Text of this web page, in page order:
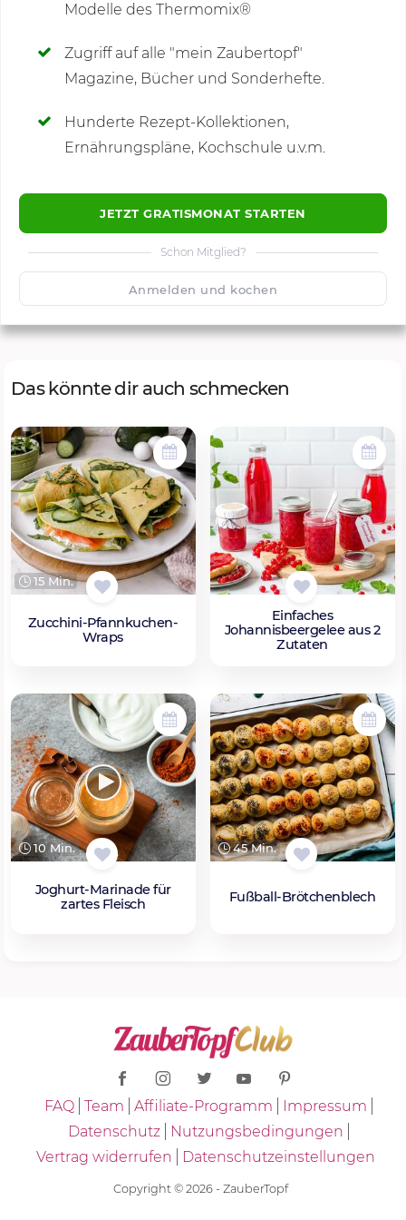
Modelle des Thermomix®
Zugriff auf alle "mein Zaubertopf"
Magazine, Bücher und Sonderhefte.
Hunderte Rezept-Kollektionen,
Ernährungspläne, Kochschule u.v.m.
JETZT GRATISMONAT STARTEN
Schon Mitglied?
Anmelden und kochen
Kommentare
🙂 Speichern
Das könnte dir auch schmecken
15 Min.
Zucchini-Pfannkuchen-
Wraps
Einfaches
Johannisbeergelee aus 2
Zutaten
10 Min.
Joghurt-Marinade für
zartes Fleisch
45 Min.
Fußball-Brötchenblech
FAQ Team Affiliate-Programm
Impressum
Datenschutz
Nutzungsbedingungen
Vertrag widerrufen
Datenschutzeinstellungen
Copyright © 2026 - ZauberTopf